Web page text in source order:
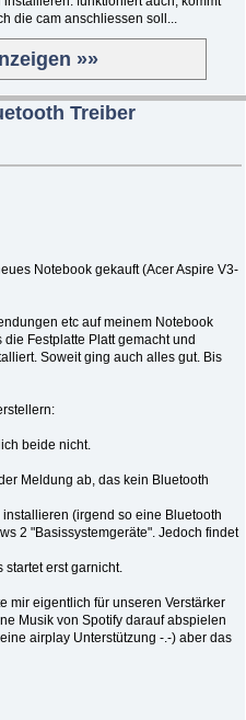
die cam anschliessen soll...
»»
Treiber
Notebook gekauft (Acer Aspire V3-
etc auf meinem Notebook
Festplatte Platt gemacht und
Soweit ging auch alles gut. Bis
beide nicht.
Meldung ab, das kein Bluetooth
(irgend so eine Bluetooth
2 "Basissystemgeräte". Jedoch findet
erst garnicht.
mir eigentlich für unseren Verstärker
Musik von Spotify darauf abspielen
airplay Unterstützung -.-) aber das